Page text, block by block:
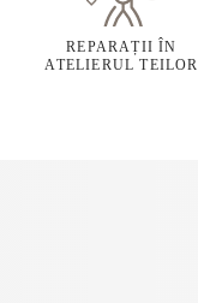
REPARAȚII ÎN
ATELIERUL TEILOR